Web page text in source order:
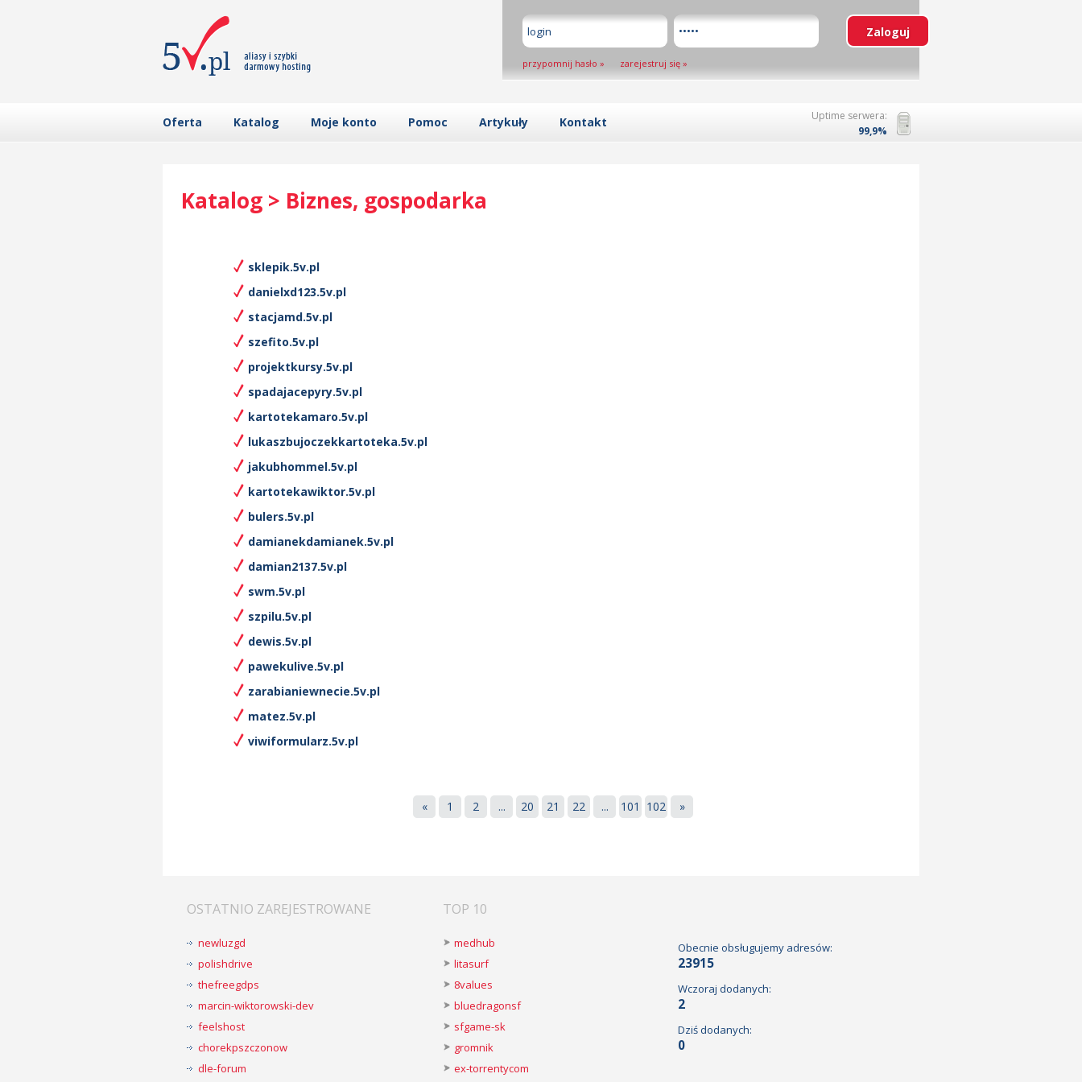
przypomnij hasło » zarejestruj się »
Oferta Katalog Moje konto Pomoc Artykuły Kontakt
Uptime serwera:
99,9%
Katalog > Biznes, gospodarka
sklepik.5v.pl
danielxd123.5v.pl
stacjamd.5v.pl
szefito.5v.pl
projektkursy.5v.pl
spadajacepyry.5v.pl
kartotekamaro.5v.pl
lukaszbujoczekkartoteka.5v.pl
jakubhommel.5v.pl
kartotekawiktor.5v.pl
bulers.5v.pl
damianekdamianek.5v.pl
damian2137.5v.pl
swm.5v.pl
szpilu.5v.pl
dewis.5v.pl
pawekulive.5v.pl
zarabianiewnecie.5v.pl
matez.5v.pl
viwiformularz.5v.pl
« 1 2 ... 20 21 22 ... 101 102 »
OSTATNIO ZAREJESTROWANE
newluzgd
polishdrive
thefreegdps
marcin-wiktorowski-dev
feelshost
chorekpszczonow
dle-forum
TOP 10
medhub
litasurf
8values
bluedragonsf
sfgame-sk
gromnik
ex-torrentycom
Obecnie obsługujemy adresów:
23915
Wczoraj dodanych:
2
Dziś dodanych:
0